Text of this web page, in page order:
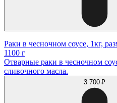
Раки в чесночном соусе, 1кг,
1100 г
Отварные раки в чесночном
сливочного масла.
3 700 ₽